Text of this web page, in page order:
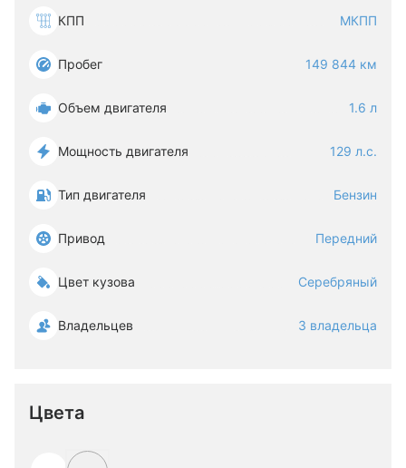
КПП МКПП
Пробег 149 844 км
Объем двигателя 1.6 л
Мощность двигателя 129 л.с.
Тип двигателя Бензин
Привод Передний
Цвет кузова Серебряный
Владельцев 3 владельца
Цвета